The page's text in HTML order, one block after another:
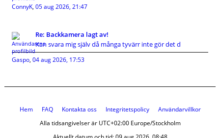
ConnyK, 05 aug 2026, 21:47
Re: Backkamera lagt av!
Kan svara mig själv då många tyvärr inte gör det d
Gaspo, 04 aug 2026, 17:53
Hem FAQ Kontakta oss Integritetspolicy
Användarvillkor
Alla tidsangivelser är UTC+02:00 Europe/Stockholm